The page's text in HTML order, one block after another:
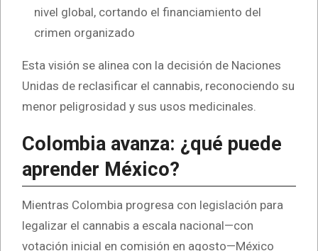
nivel global, cortando el financiamiento del
crimen organizado
Esta visión se alinea con la decisión de Naciones
Unidas de reclasificar el cannabis, reconociendo su
menor peligrosidad y sus usos medicinales.
Colombia avanza: ¿qué puede
aprender México?
Mientras Colombia progresa con legislación para
legalizar el cannabis a escala nacional—con
votación inicial en comisión en agosto—México